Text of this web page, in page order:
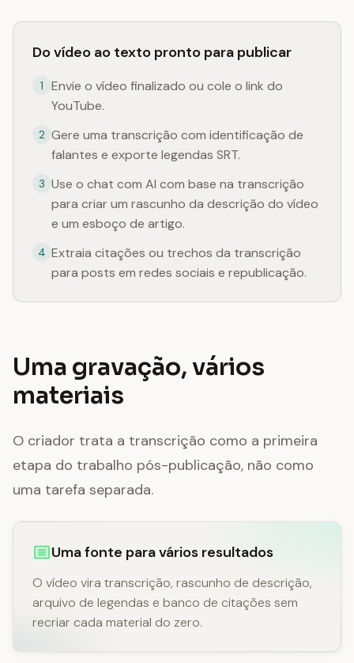
Do vídeo ao texto pronto para publicar
1
Envie o vídeo finalizado ou cole o link do
YouTube.
2 Gere uma transcrição com identificação de
falantes e exporte legendas SRT.
3 Use o chat com AI com base na transcrição
para criar um rascunho da descrição do vídeo
e um esboço de artigo.
4 Extraia citações ou trechos da transcrição
para posts em redes sociais e republicação.
Uma gravação, vários
materiais
O criador trata a transcrição como a primeira
etapa do trabalho pós-publicação, não como
uma tarefa separada.
Uma fonte para vários resultados
O vídeo vira transcrição, rascunho de descrição,
arquivo de legendas e banco de citações sem
recriar cada material do zero.